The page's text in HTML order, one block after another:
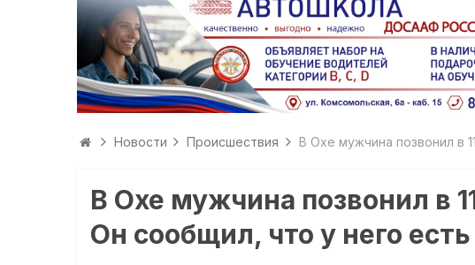
Новости Происшествия В Охе мужчина позвонил в
В Охе мужчина позвонил в
Он сообщил, что у него